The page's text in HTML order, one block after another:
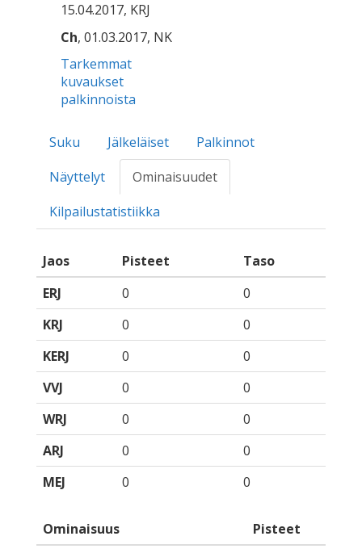
15.04.2017, KRJ
Ch, 01.03.2017, NK
Tarkemmat
kuvaukset
palkinnoista
Suku Jälkeläiset
Palkinnot
Näyttelyt
Ominaisuudet
Kilpailustatistiikka
Jaos Pisteet
Taso
ERJ
0
0
KRJ
0
0
KERJ
0
0
VVJ
0
0
WRJ
0
0
ARJ
0
0
MEJ
0 0
Ominaisuus
Pisteet